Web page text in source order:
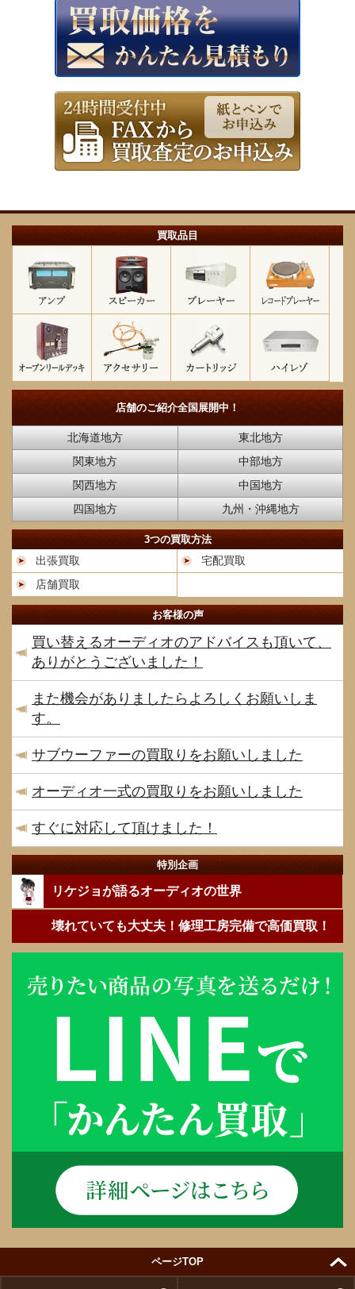
買取品目
店舗のご紹介全国展開中！
北海道地方
東北地方
関東地方
中部地方
関西地方
中国地方
四国地方
九州・沖縄地方
3つの買取方法
出張買取
宅配買取
店舗買取
お客様の声
買い替えるオーディオのアドバイスも頂いて、
ありがとうございました！
また機会がありましたらよろしくお願いしま
す。
サブウーファーの買取りをお願いしました
オーディオ一式の買取りをお願いしました
すぐに対応して頂けました！
特別企画
リケジョが語るオーディオの世界
壊れていても大丈夫！修理工房完備で高価買取！
ページTOP